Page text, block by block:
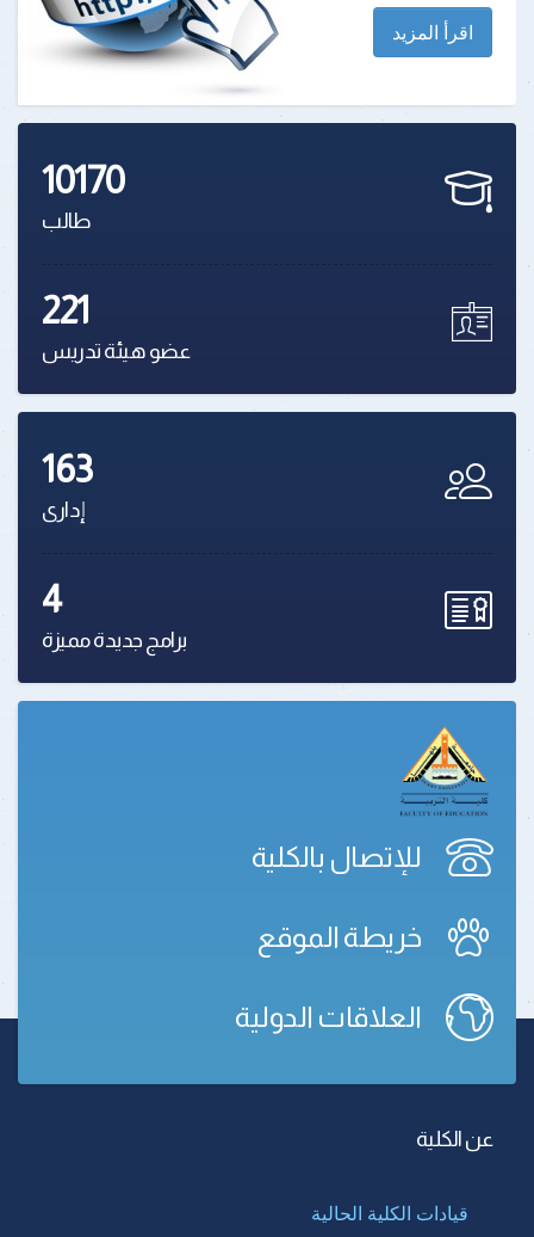
اقرأ المزيد
10170
طالب
221
عضو هيئة تدريس
163
إدارى
4
برامج جديدة مميزة
للإتصال بالكلية
خريطة الموقع
العلاقات الدولية
عن الكلية
قيادات الكلية الحالية